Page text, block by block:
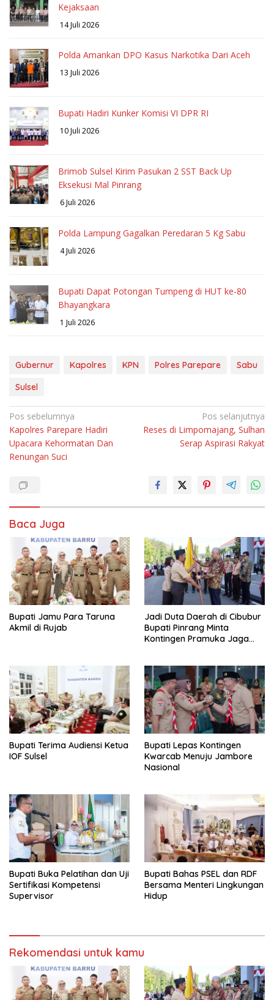
Kejaksaan
14 Juli 2026
Polda Amankan DPO Kasus Narkotika Dari Aceh
13 Juli 2026
Bupati Hadiri Kunker Komisi VI DPR RI
10 Juli 2026
Brimob Sulsel Kirim Pasukan 2 SST Back Up
Eksekusi Mal Pinrang
6 Juli 2026
Polda Lampung Gagalkan Peredaran 5 Kg Sabu
4 Juli 2026
Bupati Dapat Potongan Tumpeng di HUT ke-80
Bhayangkara
1 Juli 2026
Gubernur Kapolres KPN Polres Parepare
Sabu
Sulsel
Navigasi
pos
Pos sebelumnya
Kapolres Parepare Hadiri
Upacara Kehormatan Dan
Renungan Suci
Pos selanjutnya
Reses di Limpomajang, Sulhan
Serap Aspirasi Rakyat
Baca Juga
Bupati Jamu Para Taruna
Akmil di Rujab
Jadi Duta Daerah di Cibubur
Bupati Pinrang Minta
Kontingen Pramuka Jaga
Bupati Terima Audiensi Ketua
IOF Sulsel
Bupati Lepas Kontingen
Kwarcab Menuju Jambore
Nasional
Bupati Buka Pelatihan dan Uji
Sertifikasi Kompetensi
Supervisor
Bupati Bahas PSEL dan RDF
Bersama Menteri Lingkungan
Hidup
Rekomendasi untuk kamu